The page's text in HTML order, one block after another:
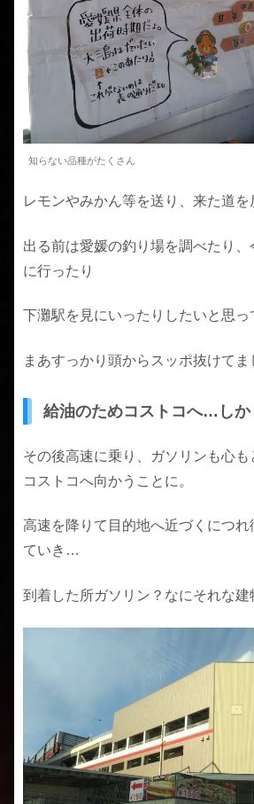
知らない品種がたくさん
レモンやみかん等を送り、来た道を
出る前は愛媛の釣り場を調べたり
に行ったり
下灘駅を見にいったりしたいと思
まあすっかり頭からスッポ抜けてま
給油のためコストコへ…しか
その後高速に乗り、ガソリンも心
コストコへ向かうことに。
高速を降りて目的地へ近づくにつれ
ていき…
到着した所ガソリン？なにそれな建